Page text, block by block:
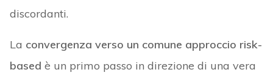
discordanti.
La convergenza verso un comune approccio risk-
based è un primo passo in direzione di una vera